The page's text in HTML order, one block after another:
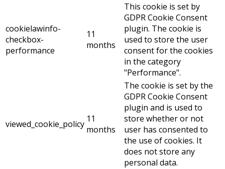
cookielawinfo-
checkbox-
performance
11
months
This cookie is set by
GDPR Cookie Consent
plugin. The cookie is
used to store the user
consent for the cookies
in the category
"Performance".
viewed_cookie_policy 11
months
The cookie is set by the
GDPR Cookie Consent
plugin and is used to
store whether or not
user has consented to
the use of cookies. It
does not store any
personal data.